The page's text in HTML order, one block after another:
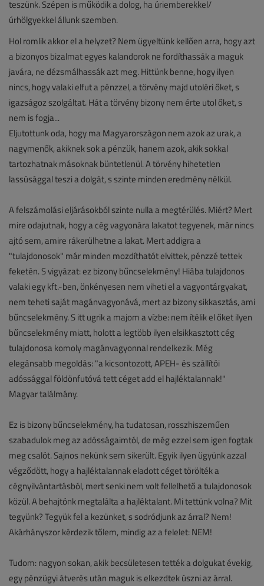
teszünk. Szépen is működik a dolog, ha úriemberekkel/
úrhölgyekkel állunk szemben.
Hol romlik akkor el a helyzet? Nem ügyeltünk kellően arra, hogy azt
a bizonyos bizalmat egyes kalandorok ne fordíthassák a maguk
javára, ne dézsmálhassák azt meg. Hittünk benne, hogy ilyen
nincs, hogy valaki elfut a pénzzel, a törvény majd utoléri őket, s
igazságoz szolgáltat. Hát a törvény bizony nem érte utol őket, s
nem is fogja...
Eljutottunk oda, hogy ma Magyarországon nem azok az urak, a
nagymenők, akiknek sok a pénzük, hanem azok, akik sokkal
tartozhatnak másoknak büntetlenül. A törvény hihetetlen
lassúsággal teszi a dolgát, s szinte minden eredmény nélkül.
A felszámolási eljárásokból szinte nulla a megtérülés. Miért? Mert
mire odajutnak, hogy a cég vagyonára lakatot tegyenek, már nincs
ajtó sem, amire rákerülhetne a lakat. Mert addigra a
"tulajdonosok" már minden mozdíthatót elvittek, pénzzé tettek
feketén. S vigyázat: ez bizony bűncselekmény! Hiába tulajdonos
valaki egy kft.-ben, önkényesen nem viheti el a vagyontárgyakat,
nem teheti saját magánvagyonává, mert az bizony sikkasztás, ami
bűncselekmény. S itt ugrik a majom a vízbe: nem ítélik el őket ilyen
bűncselekmény miatt, holott a legtöbb ilyen elsikkasztott cég
tulajdonosa komoly magánvagyonnal rendelkezik. Még
elegánsabb megoldás: "a kicsontozott, APEH- és szállítói
adóssággal földönfutóvá tett céget add el hajléktalannak!"
Magyar találmány.
Ez is bizony bűncselekmény, ha tudatosan, rosszhiszeműen
szabadulok meg az adósságaimtól, de még ezzel sem igen fogtak
meg csalót. Sajnos nekünk sem sikerült. Egyik ilyen ügyünk azzal
végződött, hogy a hajléktalannak eladott céget törölték a
cégnyilvántartásból, mert senki nem volt fellelhető a tulajdonosok
közül. A behajtónk megtalálta a hajléktalant. Mi tettünk volna? Mit
tegyünk? Tegyük fel a kezünket, s sodródjunk az árral? Nem!
Akárhányszor kérdezik tőlem, mindig az a felelet: NEM!
Tudom: nagyon sokan, akik becsületesen tették a dolgukat évekig,
egy pénzügyi átverés után maguk is elkezdtek úszni az árral.